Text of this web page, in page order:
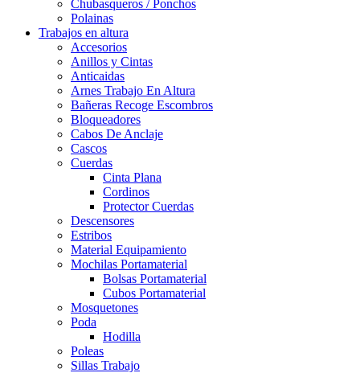
Chubasqueros / Ponchos
Polainas
Trabajos en altura
Accesorios
Anillos y Cintas
Anticaidas
Arnes Trabajo En Altura
Bañeras Recoge Escombros
Bloqueadores
Cabos De Anclaje
Cascos
Cuerdas
Cinta Plana
Cordinos
Protector Cuerdas
Descensores
Estribos
Material Equipamiento
Mochilas Portamaterial
Bolsas Portamaterial
Cubos Portamaterial
Mosquetones
Poda
Hodilla
Poleas
Sillas Trabajo